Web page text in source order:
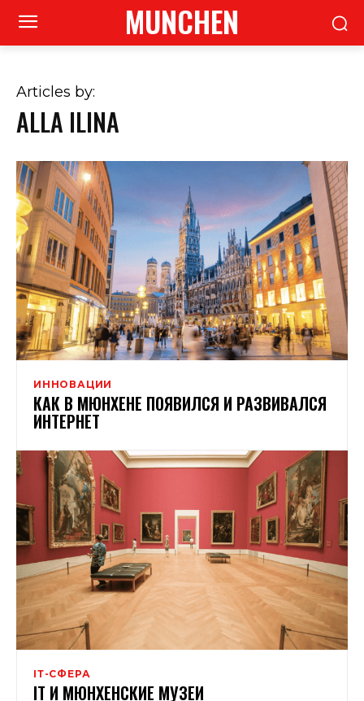
MUNCHEN
Articles by:
ALLA ILINA
ИННОВАЦИИ
КАК В МЮНХЕНЕ ПОЯВИЛСЯ И РАЗВИВАЛСЯ
ИНТЕРНЕТ
ІТ-СФЕРА
IT И МЮНХЕНСКИЕ МУЗЕИ